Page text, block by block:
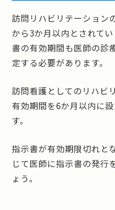
訪問リハビリテーション
から3か月以内とされて
書の有効期間も医師の診
定する必要があります。
訪問看護としてのリハビ
有効期間を6か月以内に
す。
指示書が有効期限切れと
じて医師に指示書の発行
ょう。